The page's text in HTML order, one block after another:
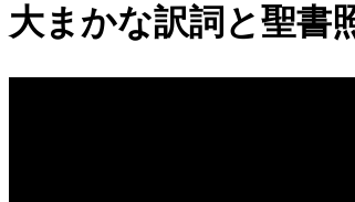
大まかな訳詞と聖書